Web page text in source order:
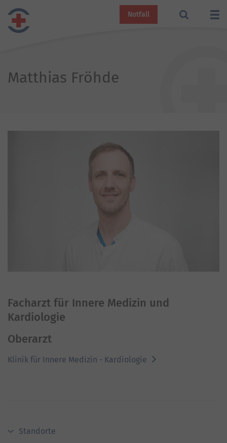
Notfall
Matthias Fröhde
Facharzt für Innere Medizin und
Kardiologie
Oberarzt
Klinik für Innere Medizin - Kardiologie
Standorte